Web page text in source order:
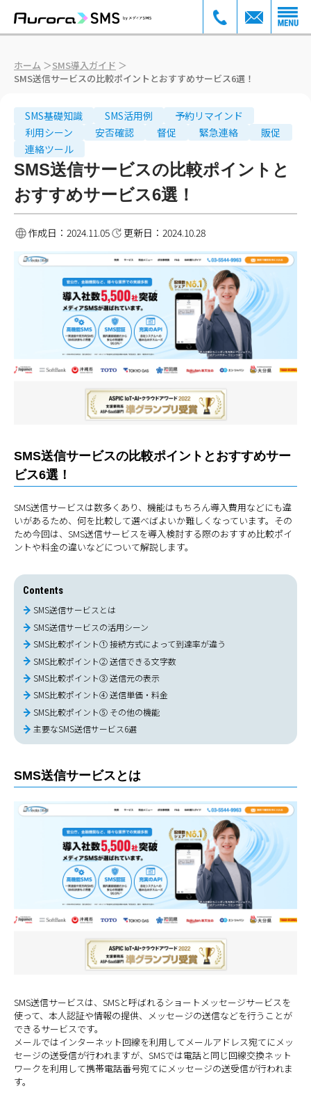
ホーム ＞SMS導入ガイド ＞
SMS送信サービスの比較ポイントとおすすめサービス6選！
SMS基礎知識 SMS活用例
予約リマインド
利用シーン
安否確認 督促 緊急連絡
販促
連絡ツール
SMS送信サービスの比較ポイントと
おすすめサービス6選！
作成日： 2024.11.05 更新日： 2024.10.28
SMS送信サービスの比較ポイントとおすすめサー
ビス6選！
SMS送信サービスは数多くあり、機能はもちろん導入費用などにも違
いがあるため、何を比較して選べばよいか難しくなっています。その
ため今回は、SMS送信サービスを導入検討する際のおすすめ比較ポイ
ントや料金の違いなどについて解説します。
Contents
SMS送信サービスとは
SMS送信サービスの活用シーン
SMS比較ポイント① 接続方式によって到達率が違う
SMS比較ポイント② 送信できる文字数
SMS比較ポイント③ 送信元の表示
SMS比較ポイント④ 送信単価・料金
SMS比較ポイント⑤ その他の機能
主要なSMS送信サービス6選
SMS送信サービスとは
SMS送信サービスは、SMSと呼ばれるショートメッセージサービスを
使って、本人認証や情報の提供、メッセージの送信などを行うことが
できるサービスです。
メールではインターネット回線を利用してメールアドレス宛てにメッ
セージの送受信が行われますが、SMSでは電話と同じ回線交換ネット
ワークを利用して携帯電話番号宛てにメッセージの送受信が行われま
す。